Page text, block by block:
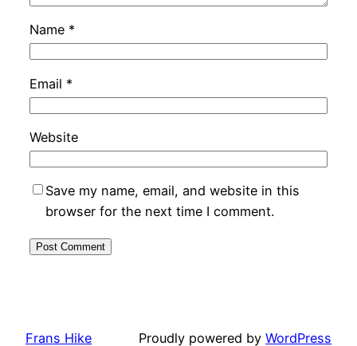
Name *
Email *
Website
Save my name, email, and website in this
browser for the next time I comment.
Frans Hike Proudly powered by WordPress